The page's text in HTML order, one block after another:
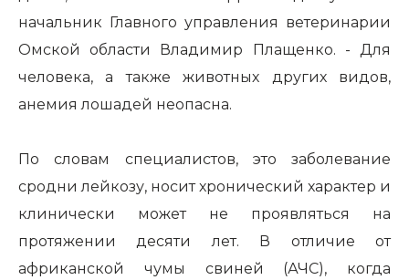
начальник Главного управления ветеринарии
Омской области Владимир Плащенко. - Для
человека, а также животных других видов,
анемия лошадей неопасна.
По словам специалистов, это заболевание
сродни лейкозу, носит хронический характер и
клинически может не проявляться на
протяжении десяти лет. В отличие от
африканской чумы свиней (АЧС), когда